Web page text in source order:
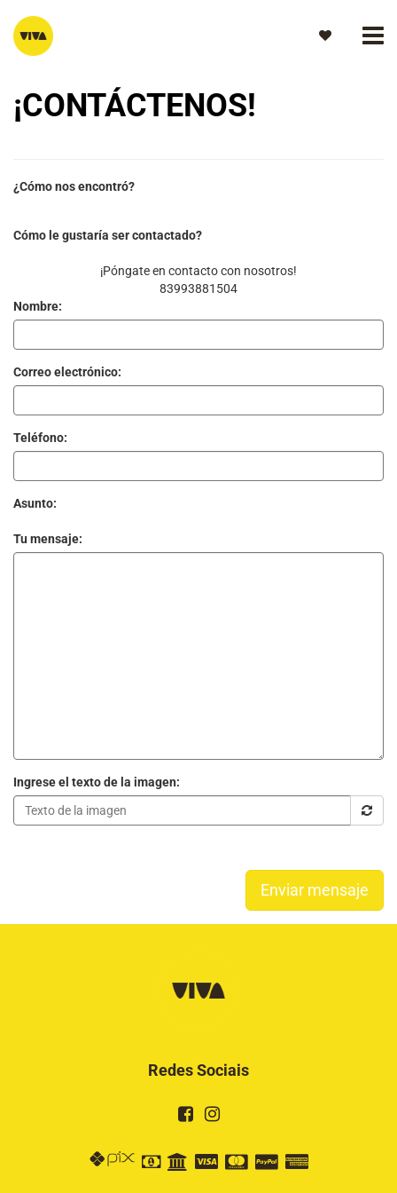
¡CONTÁCTENOS!
¿Cómo nos encontró?
Cómo le gustaría ser contactado?
¡Póngate en contacto con nosotros!
83993881504
Nombre:
Correo electrónico:
Teléfono:
Asunto:
Tu mensaje:
Ingrese el texto de la imagen:
Enviar mensaje
Redes Sociais